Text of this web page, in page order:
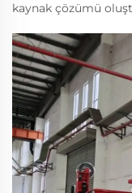
kaynak çözümü